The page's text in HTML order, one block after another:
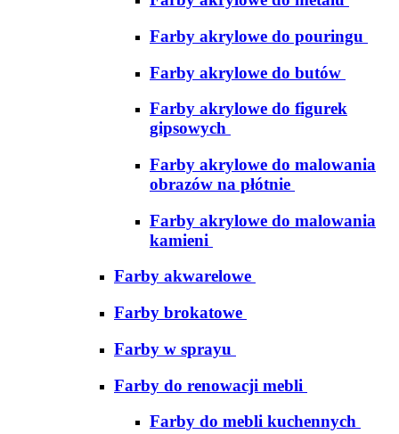
Farby akrylowe do pouringu
Farby akrylowe do butów
Farby akrylowe do figurek
gipsowych
Farby akrylowe do malowania
obrazów na płótnie
Farby akrylowe do malowania
kamieni
Farby akwarelowe
Farby brokatowe
Farby w sprayu
Farby do renowacji mebli
Farby do mebli kuchennych